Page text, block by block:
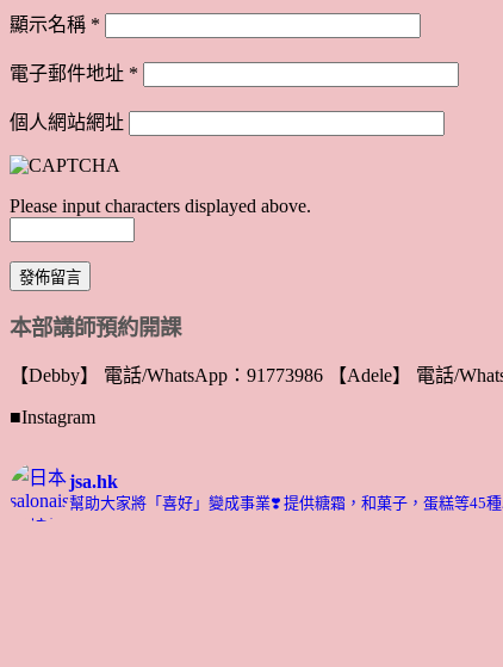
顯示名稱 *
電子郵件地址 *
個人網站網址
Please input characters displayed above.
本部講師預約開課
【Debby】 電話/WhatsApp：91773986 【Adele】 電話/
■Instagram
jsa.hk
幫助大家將「喜好」變成事業❣️ 提供糖霜，和菓子，蛋糕等45